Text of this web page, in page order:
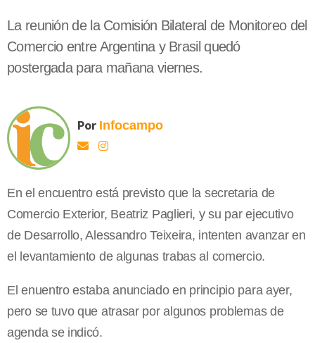
La reunión de la Comisión Bilateral de Monitoreo del
Comercio entre Argentina y Brasil quedó
postergada para mañana viernes.
Por Infocampo
En el encuentro está previsto que la secretaria de
Comercio Exterior, Beatriz Paglieri, y su par ejecutivo
de Desarrollo, Alessandro Teixeira, intenten avanzar en
el levantamiento de algunas trabas al comercio.
El enuentro estaba anunciado en principio para ayer,
pero se tuvo que atrasar por algunos problemas de
agenda se indicó.